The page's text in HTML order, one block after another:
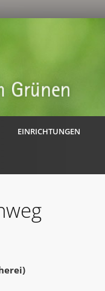
EINRICHTUNGEN